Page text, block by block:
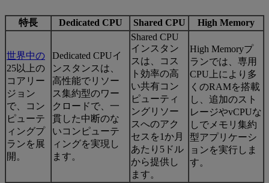
特長 Dedicated CPU Shared CPU High Memory
世界中の
25以上の
コアリー
ジョン
で、コン
ピューテ
ィングプ
ランを展
開。
Dedicated CPUイ
ンスタンスは、
高性能でリソー
ス集約型のワー
クロードで、一
貫した中断のな
いコンピューテ
ィングを実現し
ます。
Shared CPU
インスタン
スは、コス
ト効率の高
い共有コン
ピューティ
ングリソー
スへのアク
セスを1か月
あたり5ドル
から提供し
ます。
High Memoryプ
ランでは、専用
CPU上により多
くのRAMを搭載
し、追加のスト
レージやvCPUな
しでメモリ集約
型アプリケーシ
ョンを実行しま
す。